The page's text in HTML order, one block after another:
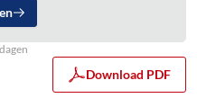
Download PDF